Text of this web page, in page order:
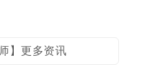
】更多资讯